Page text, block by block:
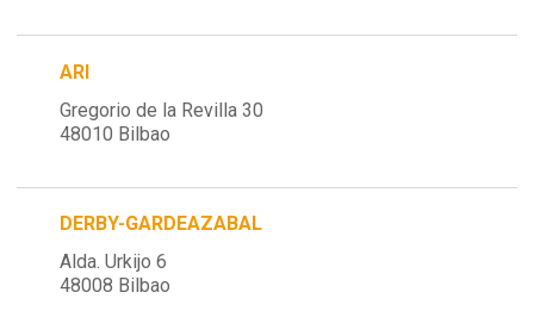
ARI
Gregorio de la Revilla 30
48010 Bilbao
DERBY-GARDEAZABAL
Alda. Urkijo 6
48008 Bilbao